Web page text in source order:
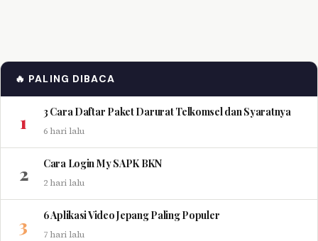
🔥 PALING DIBACA
1 3 Cara Daftar Paket Darurat Telkomsel dan Syaratnya
6 hari lalu
2 Cara Login My SAPK BKN
2 hari lalu
3 6 Aplikasi Video Jepang Paling Populer
7 hari lalu